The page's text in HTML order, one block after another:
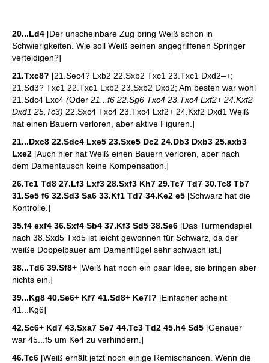
20...Ld4 [Der unscheinbare Zug bring Weiß schon in
Schwierigkeiten. Wie soll Weiß seinen angegriffenen Springer
verteidigen?]
21.Txc8? [21.Sec4? Lxb2 22.Sxb2 Txc1 23.Txc1 Dxd2–+;
21.Sd3? Txc1 22.Txc1 Lxb2 23.Sxb2 Dxd2; Am besten war wohl
21.Sdc4 Lxc4 (Oder 21...f6 22.Sg6 Txc4 23.Txc4 Lxf2+ 24.Kxf2
Dxd1 25.Tc3) 22.Sxc4 Txc4 23.Txc4 Lxf2+ 24.Kxf2 Dxd1 Weiß
hat einen Bauern verloren, aber aktive Figuren.]
21...Dxc8 22.Sdc4 Lxe5 23.Sxe5 Dc2 24.Db3 Dxb3 25.axb3
Lxe2 [Auch hier hat Weiß einen Bauern verloren, aber nach
dem Damentausch keine Kompensation.]
26.Tc1 Td8 27.Lf3 Lxf3 28.Sxf3 Kh7 29.Tc7 Td7 30.Tc8 Tb7
31.Se5 f6 32.Sd3 Sa6 33.Kf1 Td7 34.Ke2 e5 [Schwarz hat die
Kontrolle.]
35.f4 exf4 36.Sxf4 Sb4 37.Kf3 Sd5 38.Se6 [Das Turmendspiel
nach 38.Sxd5 Txd5 ist leicht gewonnen für Schwarz, da der
weiße Doppelbauer am Damenflügel sehr schwach ist.]
38...Td6 39.Sf8+ [Weiß hat noch ein paar Idee, sie bringen aber
nichts ein.]
39...Kg8 40.Se6+ Kf7 41.Sd8+ Ke7!? [Einfacher scheint
41...Kg6]
42.Sc6+ Kd7 43.Sxa7 Se7 44.Tc3 Td2 45.h4 Sd5 [Genauer
war 45...f5 um Ke4 zu verhindern.]
46.Tc6 [Weiß erhält jetzt noch einige Remischancen. Wenn die